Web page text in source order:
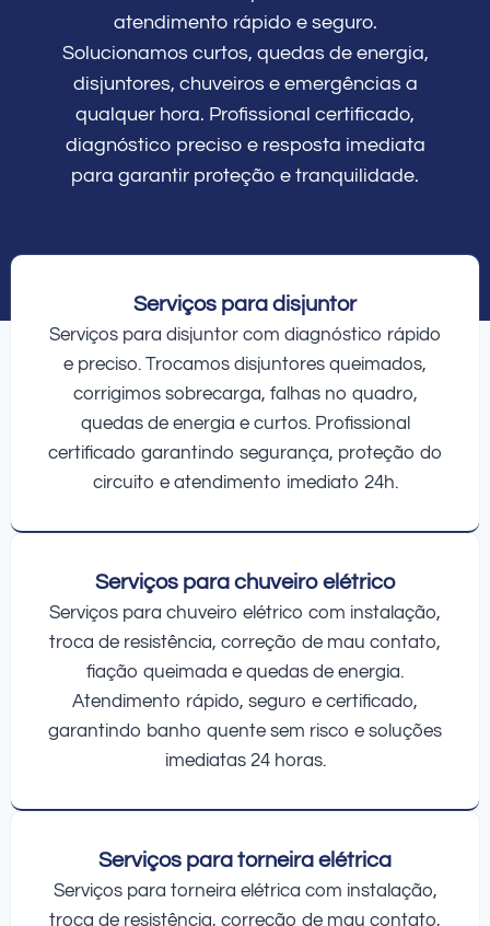
atendimento rápido e seguro.
Solucionamos curtos, quedas de energia,
disjuntores, chuveiros e emergências a
qualquer hora. Profissional certificado,
diagnóstico preciso e resposta imediata
para garantir proteção e tranquilidade.
Serviços para disjuntor
Serviços para disjuntor com diagnóstico rápido
e preciso. Trocamos disjuntores queimados,
corrigimos sobrecarga, falhas no quadro,
quedas de energia e curtos. Profissional
certificado garantindo segurança, proteção do
circuito e atendimento imediato 24h.
Serviços para chuveiro elétrico
Serviços para chuveiro elétrico com instalação,
troca de resistência, correção de mau contato,
fiação queimada e quedas de energia.
Atendimento rápido, seguro e certificado,
garantindo banho quente sem risco e soluções
imediatas 24 horas.
Serviços para torneira elétrica
Serviços para torneira elétrica com instalação,
troca de resistência, correção de mau contato,